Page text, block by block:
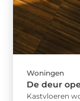
Woningen
De deur
Kastvloeren